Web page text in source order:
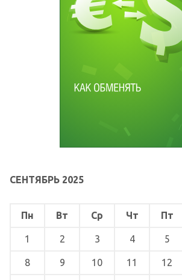
СЕНТЯБРЬ 2025
Пн Вт Ср Чт Пт
1 2 3 4 5
8 9 10 11 12